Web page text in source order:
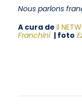
Nous parlons
A cura de il
Franchini | foto